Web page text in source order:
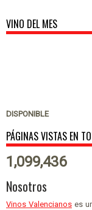
VINO DEL MES
DISPONIBLE
PÁGINAS VISTAS EN
1,099,436
Nosotros
Vinos Valencianos es